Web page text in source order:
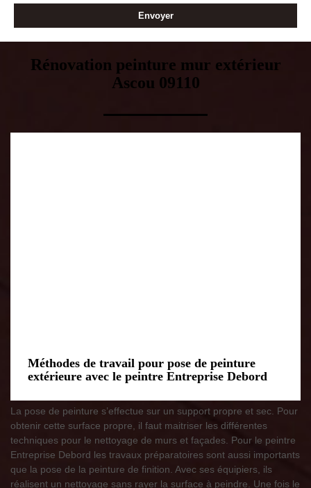
Rénovation peinture mur extérieur
Ascou 09110
Méthodes de travail pour pose de peinture
extérieure avec le peintre Entreprise Debord
La pose de peinture s’effectue sur un support propre et sec. Pour
obtenir cette surface propre, il faut maitriser les différentes
techniques pour le nettoyage de murs et façades. Pour le peintre
Entreprise Debord les travaux préparatoires sont aussi importants
que la pose de la peinture de finition. Avec ses équipiers, ils
réalisent un nettoyage sans rayer la surface à peindre. Une fois le